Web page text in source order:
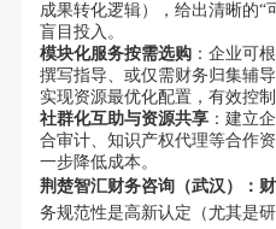
成果转化逻辑），给出清晰的“
盲目投入。
模块化服务按需选购：企业可
撰写指导、或仅需财务归集辅
实现资源最优化配置，有效控制
社群化互助与资源共享：建立
合审计、知识产权代理等合作
一步降低成本。
荆楚智汇财务咨询（武汉）：
务规范性是高新认定（尤其是